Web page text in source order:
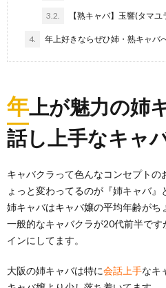
3.2. 【熟キャバ】玉響(タマユ
4. 年上好きならぜひ姉・熟キャバ
年上が魅力の姉
話し上手なキャ
キャバクラって色んなコンセプト
ょっと変わってるのが『姉キャバ』
姉キャバはキャバ嬢の平均年齢がち
一般的なキャバクラが20代前半です
インにしてます。
大阪の姉キャバは特に会話上手なキ